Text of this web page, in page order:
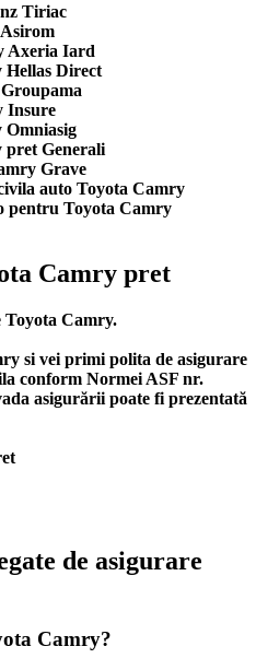
Tiriac
Axeria Iard
Hellas Direct
Insure
Omniasig
pret Generali
Grave
auto Toyota Camry
pentru Toyota Camry
Camry pret
Toyota Camry.
si vei primi polita de asigurare
conform Normei ASF nr.
asigurării poate fi prezentată
de asigurare
Camry?